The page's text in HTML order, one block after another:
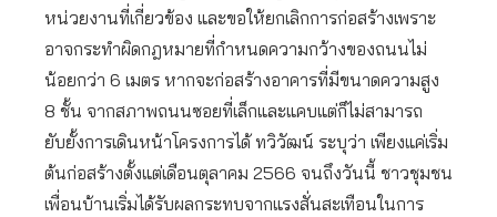
หน่วยงานที่เกี่ยวข้อง และขอให้ยกเลิกการก่อสร้างเพราะ
อาจกระทำผิดกฎหมายที่กำหนดความกว้างของถนนไม่
น้อยกว่า 6 เมตร หากจะก่อสร้างอาคารที่มีขนาดความสูง
8 ชั้น จากสภาพถนนซอยที่เล็กและแคบแต่ก็ไม่สามารถ
ยับยั้งการเดินหน้าโครงการได้ ทวิวัฒน์ ระบุว่า เพียงแค่เริ่ม
ต้นก่อสร้างตั้งแต่เดือนตุลาคม 2566 จนถึงวันนี้ ชาวชุมชน
เพื่อนบ้านเริ่มได้รับผลกระทบจากแรงสั่นสะเทือนในการ